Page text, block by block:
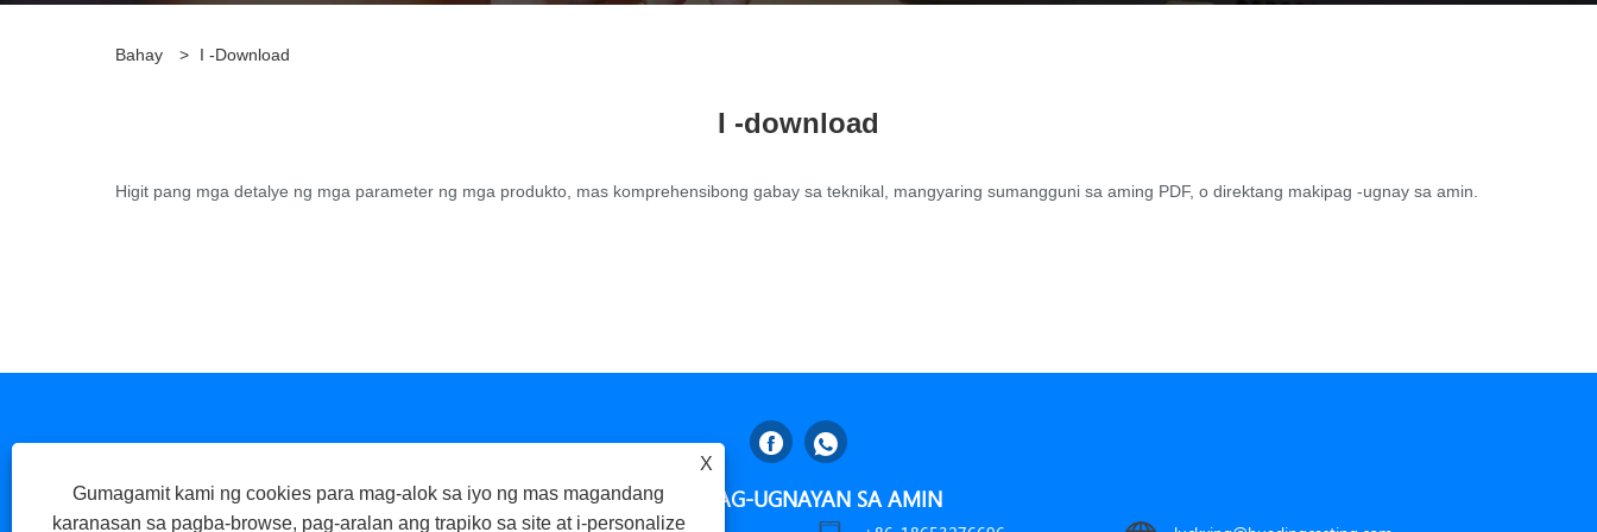
Bahay > I -download
I -download
Higit pang mga detalye ng mga parameter ng mga produkto, mas komprehensibong gabay sa teknikal, mangyaring sumangguni sa aming PDF, o direktang makipag -ugnay sa amin.
MAKIPAG-UGNAYAN SA AMIN
X
Gumagamit kami ng cookies para mag-alok sa iyo ng mas magandang
karanasan sa pagba-browse, pag-aralan ang trapiko sa site at i-personalize